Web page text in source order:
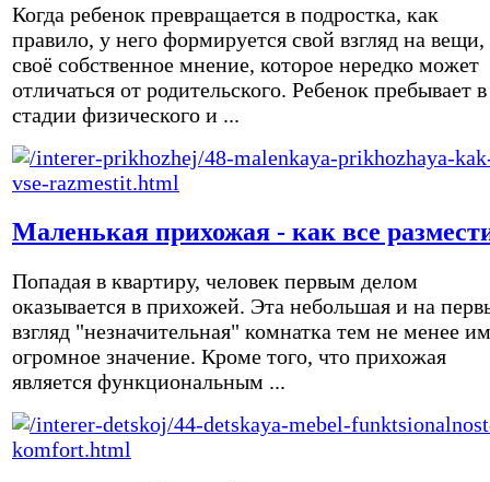
Когда ребенок превращается в подростка, как
правило, у него формируется свой взгляд на вещи,
своё собственное мнение, которое нередко может
отличаться от родительского. Ребенок пребывает в
стадии физического и ...
Маленькая прихожая - как все
Попадая в квартиру, человек первым делом
оказывается в прихожей. Эта небольшая и на
взгляд "незначительная" комнатка тем не менее
огромное значение. Кроме того, что прихожая
является функциональным ...